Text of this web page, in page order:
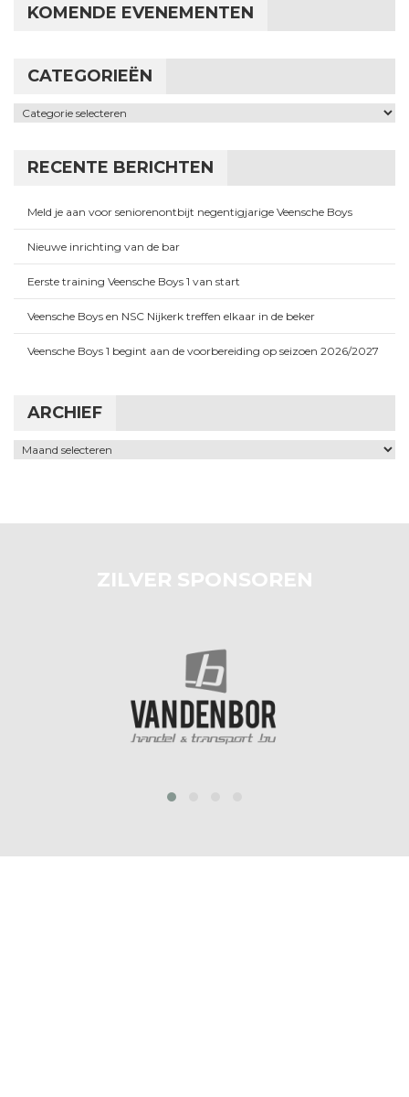
KOMENDE EVENEMENTEN
CATEGORIEËN
Categorieën
RECENTE BERICHTEN
Meld je aan voor seniorenontbijt negentigjarige Veensche Boys
Nieuwe inrichting van de bar
Eerste training Veensche Boys 1 van start
Veensche Boys en NSC Nijkerk treffen elkaar in de beker
Veensche Boys 1 begint aan de voorbereiding op seizoen 2026/2027
ARCHIEF
Archief
ZILVER SPONSOREN
prev